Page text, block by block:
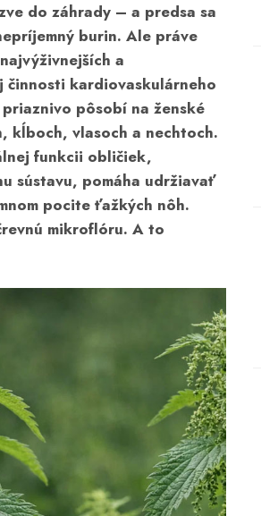
do záhrady – a predsa sa
burin. Ale práve
a
činnosti kardiovaskulárneho
pôsobí na ženské
, kĺboch, vlasoch a nechtoch.
funkcii obličiek,
sústavu, pomáha udržiavať
pocite ťažkých nôh.
mikroflóru. A to